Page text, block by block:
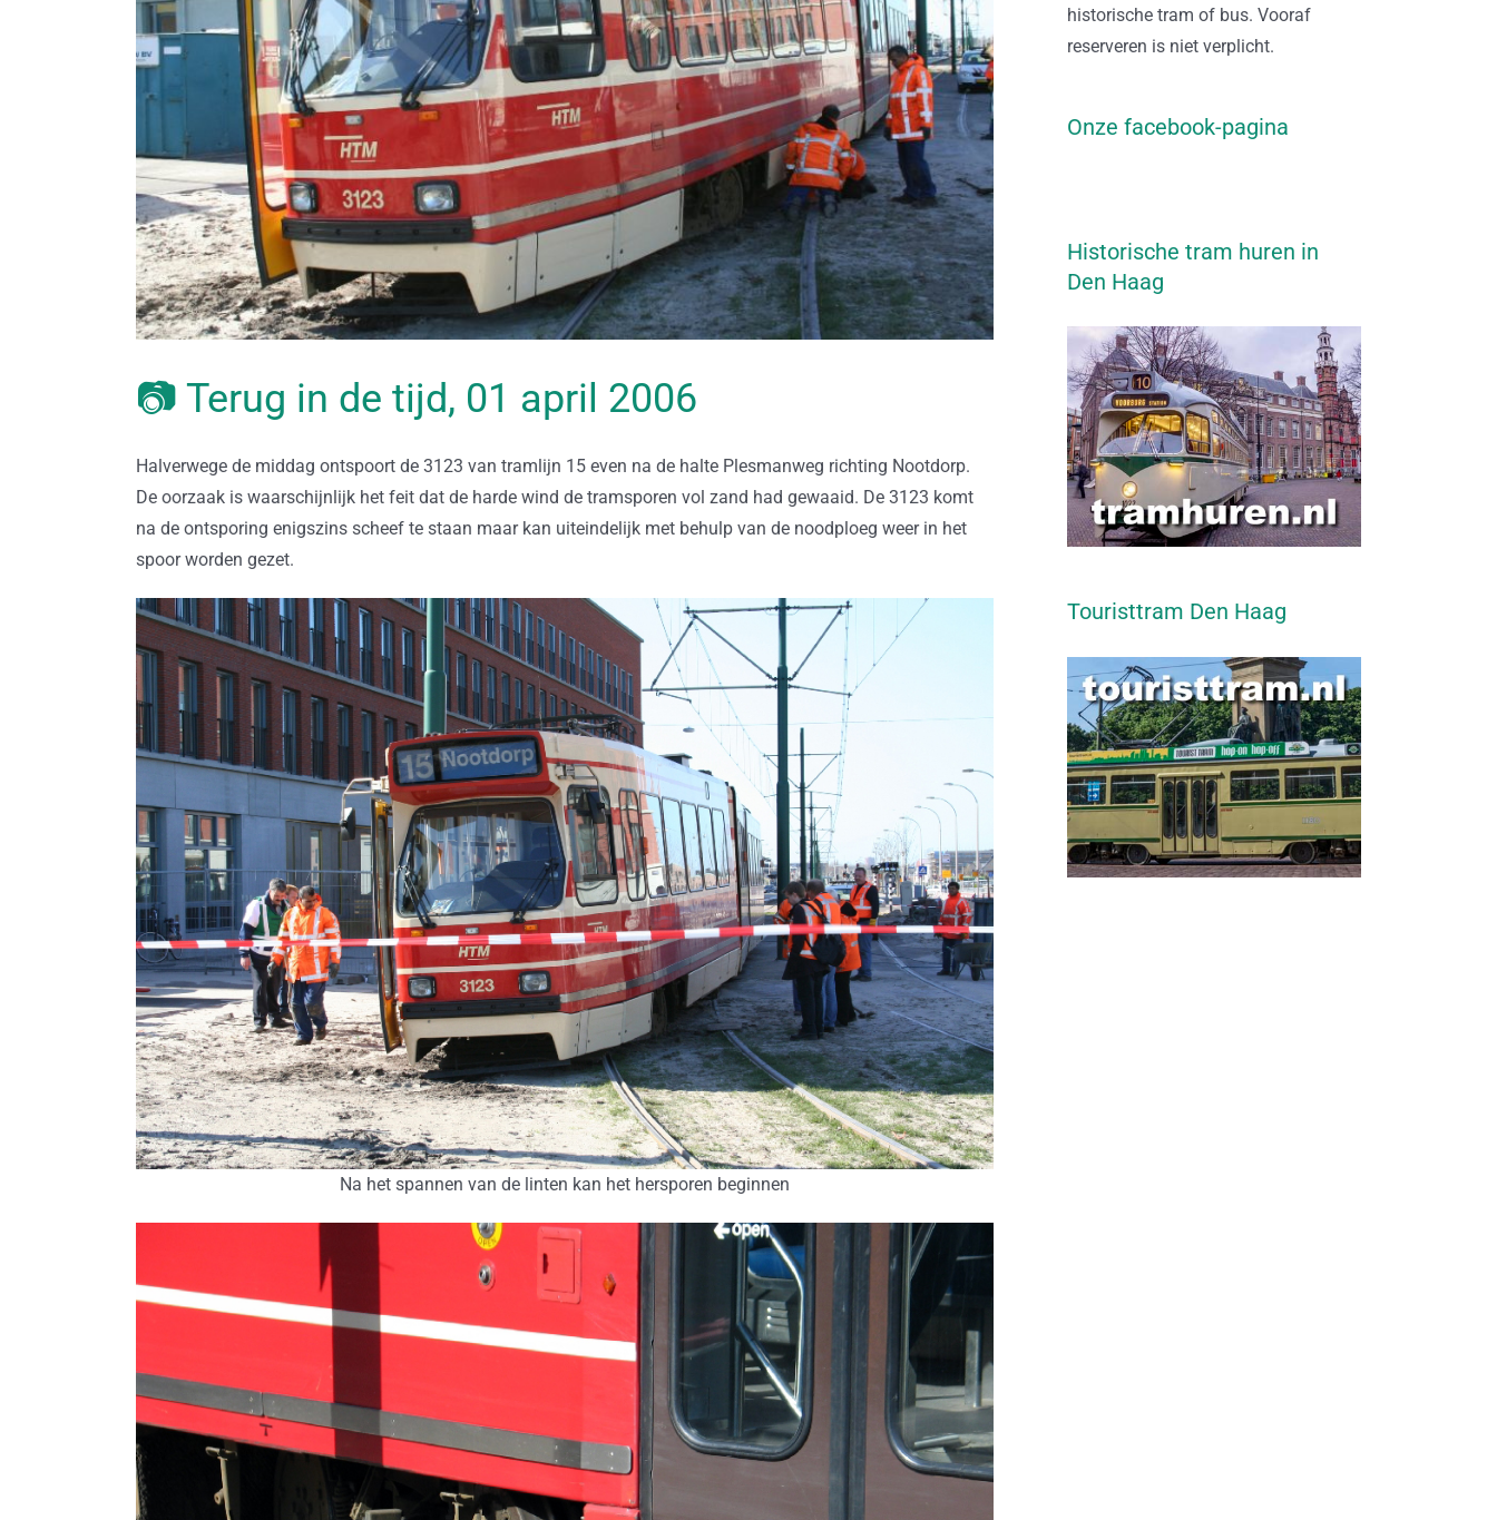
📷 Terug in de tijd, 01 april 2006
Halverwege de middag ontspoort de 3123 van tramlijn 15 even na de halte Plesmanweg richting Nootdorp.
De oorzaak is waarschijnlijk het feit dat de harde wind de tramsporen vol zand had gewaaid. De 3123 komt
na de ontsporing enigszins scheef te staan maar kan uiteindelijk met behulp van de noodploeg weer in het
spoor worden gezet.
Na het spannen van de linten kan het hersporen beginnen
historische tram of bus. Vooraf
reserveren is niet verplicht.
Onze facebook-pagina
Historische tram huren in
Den Haag
Touristtram Den Haag